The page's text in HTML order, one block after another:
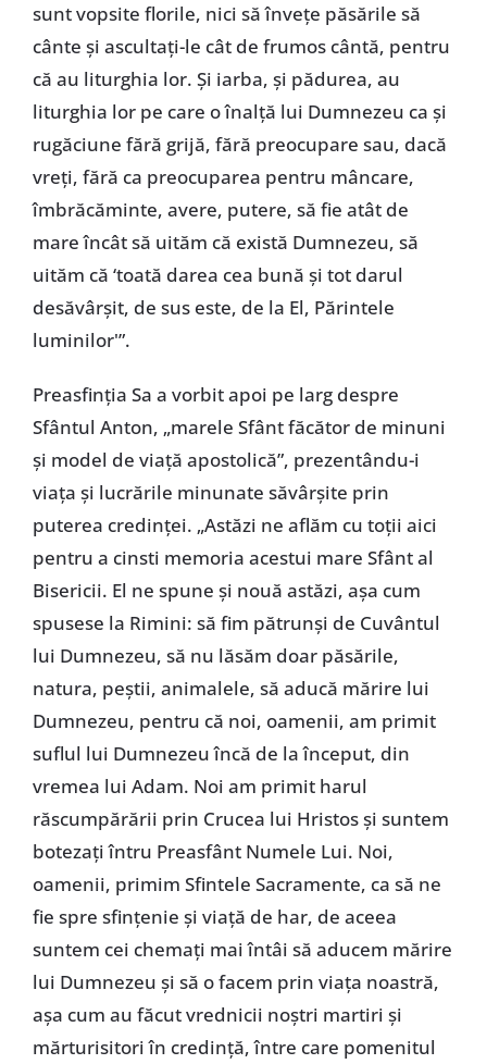
sunt vopsite florile, nici să înveţe păsările să
cânte şi ascultaţi-le cât de frumos cântă, pentru
că au liturghia lor. Şi iarba, şi pădurea, au
liturghia lor pe care o înalţă lui Dumnezeu ca şi
rugăciune fără grijă, fără preocupare sau, dacă
vreţi, fără ca preocuparea pentru mâncare,
îmbrăcăminte, avere, putere, să fie atât de
mare încât să uităm că există Dumnezeu, să
uităm că ‘toată darea cea bună şi tot darul
desăvârşit, de sus este, de la El, Părintele
luminilor'”.
Preasfinţia Sa a vorbit apoi pe larg despre
Sfântul Anton, „marele Sfânt făcător de minuni
şi model de viaţă apostolică”, prezentându-i
viaţa şi lucrările minunate săvârşite prin
puterea credinţei. „Astăzi ne aflăm cu toţii aici
pentru a cinsti memoria acestui mare Sfânt al
Bisericii. El ne spune şi nouă astăzi, aşa cum
spusese la Rimini: să fim pătrunşi de Cuvântul
lui Dumnezeu, să nu lăsăm doar păsările,
natura, peştii, animalele, să aducă mărire lui
Dumnezeu, pentru că noi, oamenii, am primit
suflul lui Dumnezeu încă de la început, din
vremea lui Adam. Noi am primit harul
răscumpărării prin Crucea lui Hristos şi suntem
botezaţi întru Preasfânt Numele Lui. Noi,
oamenii, primim Sfintele Sacramente, ca să ne
fie spre sfinţenie şi viaţă de har, de aceea
suntem cei chemaţi mai întâi să aducem mărire
lui Dumnezeu şi să o facem prin viaţa noastră,
aşa cum au făcut vrednicii noştri martiri şi
mărturisitori în credinţă, între care pomenitul